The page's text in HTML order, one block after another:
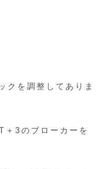
クを調整してありま
＋3のブローカーを